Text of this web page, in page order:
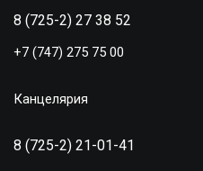
8 (725-2) 27 38 52
+7 (747) 275 75 00
Канцелярия
8 (725-2) 21-01-41